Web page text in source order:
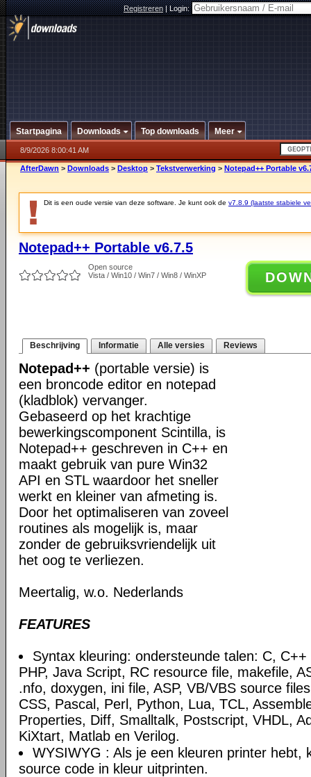
Registreren|Login:
Startpagina Downloads Top downloads Meer
8/9/2026 8:00:41 AM
AfterDawn > Downloads > Desktop > Tekstverwerking > Notepad++ Portable
Dit is een oude versie van deze software. Je kunt ook de v7.8.9 (laatste stabiele
Notepad++ Portable v6.7.5
Open source
Vista / Win10 / Win7 / Win8 / WinXP
Beschrijving Informatie Alle versies Reviews
Notepad++ (portable versie) is
een broncode editor en notepad
(kladblok) vervanger.
Gebaseerd op het krachtige
bewerkingscomponent Scintilla, is
Notepad++ geschreven in C++ en
maakt gebruik van pure Win32
API en STL waardoor het sneller
werkt en kleiner van afmeting is.
Door het optimaliseren van zoveel
routines als mogelijk is, maar
zonder de gebruiksvriendelijk uit
het oog te verliezen.
Meertalig, w.o. Nederlands
FEATURES
Syntax kleuring: ondersteunde talen: C,
PHP, Java Script, RC resource file, makefile,
.nfo, doxygen, ini file, ASP, VB/VBS source
CSS, Pascal, Perl, Python, Lua, TCL,
Properties, Diff, Smalltalk, Postscript, VHDL,
KiXtart, Matlab en Verilog.
WYSIWYG : Als je een kleuren printer hebt,
source code in kleur uitprinten.